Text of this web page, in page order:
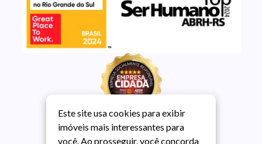
Este site usa cookies para exibir
imóveis mais interessantes para
você. Ao prosseguir, você concorda